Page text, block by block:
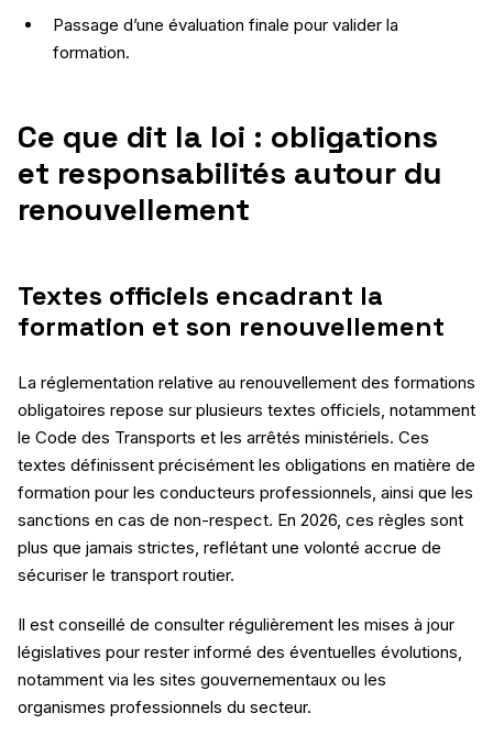
Passage d’une évaluation finale pour valider la
formation.
Ce que dit la loi : obligations
et responsabilités autour du
renouvellement
Textes officiels encadrant la
formation et son renouvellement
La réglementation relative au renouvellement des formations
obligatoires repose sur plusieurs textes officiels, notamment
le Code des Transports et les arrêtés ministériels. Ces
textes définissent précisément les obligations en matière de
formation pour les conducteurs professionnels, ainsi que les
sanctions en cas de non-respect. En 2026, ces règles sont
plus que jamais strictes, reflétant une volonté accrue de
sécuriser le transport routier.
Il est conseillé de consulter régulièrement les mises à jour
législatives pour rester informé des éventuelles évolutions,
notamment via les sites gouvernementaux ou les
organismes professionnels du secteur.